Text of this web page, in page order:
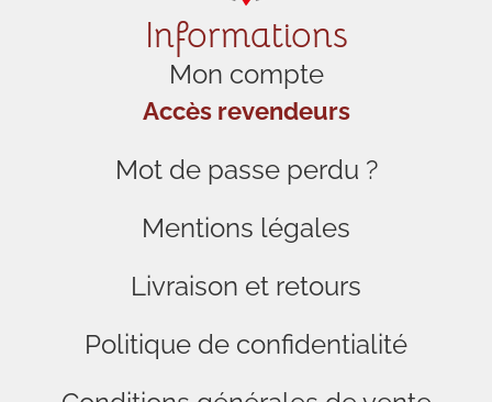
Informations
Mon compte
Accès revendeurs
Mot de passe perdu ?
Mentions légales
Livraison et retours
Politique de confidentialité